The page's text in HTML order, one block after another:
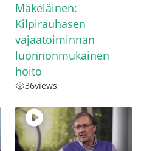
Mäkeläinen:
Kilpirauhasen
vajaatoiminnan
luonnonmukainen
hoito
36views